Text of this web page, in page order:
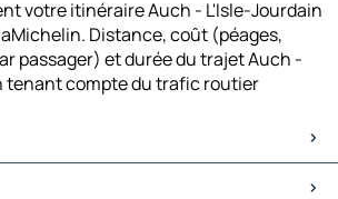
votre itinéraire Auch - L'Isle-Jourdain
Distance, coût (péages,
passager) et durée du trajet Auch -
tenant compte du trafic routier
et plans